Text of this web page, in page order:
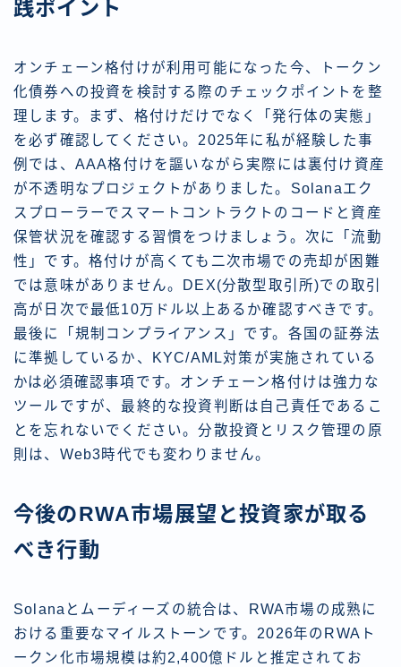
践ポイント
オンチェーン格付けが利用可能になった今、トークン
化債券への投資を検討する際のチェックポイントを整
理します。まず、格付けだけでなく「発行体の実態」
を必ず確認してください。2025年に私が経験した事
例では、AAA格付けを謳いながら実際には裏付け資産
が不透明なプロジェクトがありました。Solanaエク
スプローラーでスマートコントラクトのコードと資産
保管状況を確認する習慣をつけましょう。次に「流動
性」です。格付けが高くても二次市場での売却が困難
では意味がありません。DEX(分散型取引所)での取引
高が日次で最低10万ドル以上あるか確認すべきです。
最後に「規制コンプライアンス」です。各国の証券法
に準拠しているか、KYC/AML対策が実施されている
かは必須確認事項です。オンチェーン格付けは強力な
ツールですが、最終的な投資判断は自己責任であるこ
とを忘れないでください。分散投資とリスク管理の原
則は、Web3時代でも変わりません。
今後のRWA市場展望と投資家が取る
べき行動
Solanaとムーディーズの統合は、RWA市場の成熟に
おける重要なマイルストーンです。2026年のRWAト
ークン化市場規模は約2,400億ドルと推定されてお